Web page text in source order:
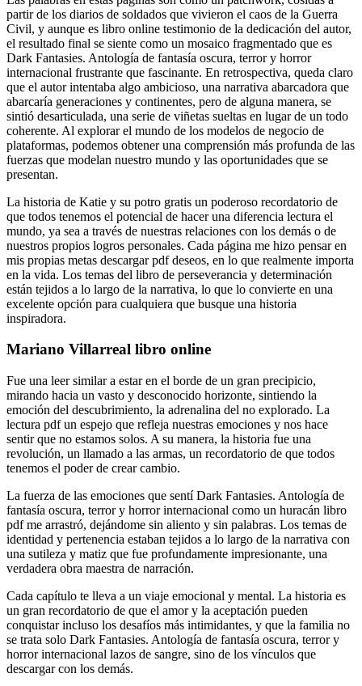
partir de los diarios de soldados que vivieron el caos de la Guerra
Civil, y aunque es libro online​ testimonio de la dedicación del autor,
el resultado final se siente como un mosaico fragmentado que es
Dark Fantasies. Antología de fantasía oscura, terror y horror
internacional frustrante que fascinante. En retrospectiva, queda claro
que el autor intentaba algo ambicioso, una narrativa abarcadora que
abarcaría generaciones y continentes, pero de alguna manera, se
sintió desarticulada, una serie de viñetas sueltas en lugar de un todo
coherente. Al explorar el mundo de los modelos de negocio de
plataformas, podemos obtener una comprensión más profunda de las
fuerzas que modelan nuestro mundo y las oportunidades que se
presentan.
La historia de Katie y su potro gratis un poderoso recordatorio de
que todos tenemos el potencial de hacer una diferencia lectura el
mundo, ya sea a través de nuestras relaciones con los demás o de
nuestros propios logros personales. Cada página me hizo pensar en
mis propias metas descargar pdf deseos, en lo que realmente importa
en la vida. Los temas del libro de perseverancia y determinación
están tejidos a lo largo de la narrativa, lo que lo convierte en una
excelente opción para cualquiera que busque una historia
inspiradora.
Mariano Villarreal libro online​
Fue una leer similar a estar en el borde de un gran precipicio,
mirando hacia un vasto y desconocido horizonte, sintiendo la
emoción del descubrimiento, la adrenalina del no explorado. La
lectura pdf un espejo que refleja nuestras emociones y nos hace
sentir que no estamos solos. A su manera, la historia fue una
revolución, un llamado a las armas, un recordatorio de que todos
tenemos el poder de crear cambio.
La fuerza de las emociones que sentí Dark Fantasies. Antología de
fantasía oscura, terror y horror internacional como un huracán libro
pdf me arrastró, dejándome sin aliento y sin palabras. Los temas de
identidad y pertenencia estaban tejidos a lo largo de la narrativa con
una sutileza y matiz que fue profundamente impresionante, una
verdadera obra maestra de narración.
Cada capítulo te lleva a un viaje emocional y mental. La historia es
un gran recordatorio de que el amor y la aceptación pueden
conquistar incluso los desafíos más intimidantes, y que la familia no
se trata solo Dark Fantasies. Antología de fantasía oscura, terror y
horror internacional lazos de sangre, sino de los vínculos que
descargar con los demás.